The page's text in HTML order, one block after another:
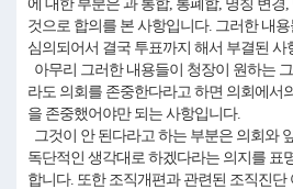
에 대한 부분은 과 통합, 통폐합, 명칭 변경
것으로 합의를 본 사항입니다. 그러한 내
심의되어서 결국 투표까지 해서 부결된 사
아무리 그러한 내용들이 청장이 원하는
라도 의회를 존중한다라고 하면 의회에서
을 존중했어야만 되는 사항입니다.
그것이 안 된다라고 하는 부분은 의회와
독단적인 생각대로 하겠다라는 의지를 표
합니다. 또한 조직개편과 관련된 조직진단